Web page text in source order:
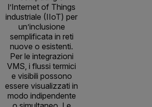
l’Internet of Things
industriale (IIoT) per
un’inclusione
semplificata in reti
nuove o esistenti.
Per le integrazioni
VMS, i flussi termici
e visibili possono
essere visualizzati in
modo indipendente